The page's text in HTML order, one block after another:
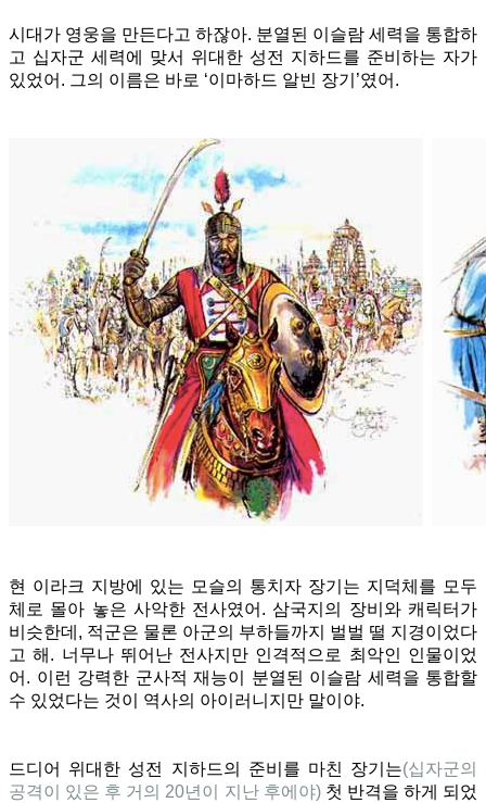
시대가 영웅을 만든다고 하잖아. 분열된 이슬람 세력을 통합하
고 십자군 세력에 맞서 위대한 성전 지하드를 준비하는 자가
있었어. 그의 이름은 바로 ‘이마하드 알빈 장기’였어.
현 이라크 지방에 있는 모슬의 통치자 장기는 지덕체를 모두
체로 몰아 놓은 사악한 전사였어. 삼국지의 장비와 캐릭터가
비슷한데, 적군은 물론 아군의 부하들까지 벌벌 떨 지경이었다
고 해. 너무나 뛰어난 전사지만 인격적으로 최악인 인물이었
어. 이런 강력한 군사적 재능이 분열된 이슬람 세력을 통합할
수 있었다는 것이 역사의 아이러니지만 말이야.
드디어 위대한 성전 지하드의 준비를 마친 장기는(십자군의
공격이 있은 후 거의 20년이 지난 후에야)첫 반격을 하게 되었